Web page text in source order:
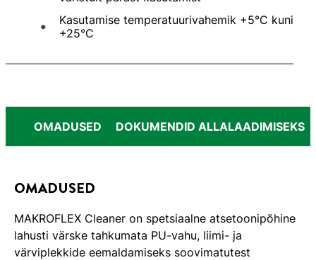
Kasutamise temperatuurivahemik +5°C kuni
+25°C
OMADUSED DOKUMENDID ALLALAADIMISEKS
OMADUSED
MAKROFLEX Cleaner on spetsiaalne atsetoonipõhine
lahusti värske tahkumata PU-vahu, liimi- ja
värviplekkide eemaldamiseks soovimatutest